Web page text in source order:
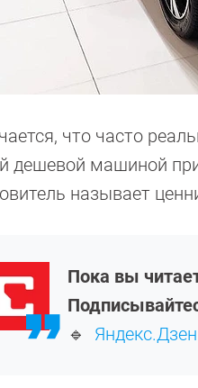
что часто
дешевой машиной
называет
Пока вы
🔹 Яндекс.Дзен